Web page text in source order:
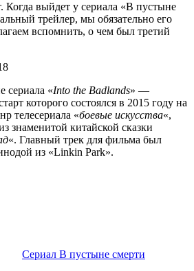
Когда выйдет у сериала «В пустыне
трейлер, мы обязательно его
вспомнить, о чем был третий
сериала «Into the Badlands» —
которого состоялся в 2015 году на
телесериала «боевые искусства«,
знаменитой китайской сказки
«. Главный трек для фильма был
из «Linkin Park».
Сериал В пустыне смерти